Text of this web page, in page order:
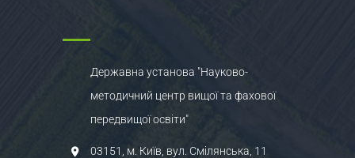
Державна установа "Науково-
методичний центр вищої та фахової
передвищої освіти"
03151, м. Київ, вул. Смілянська, 11